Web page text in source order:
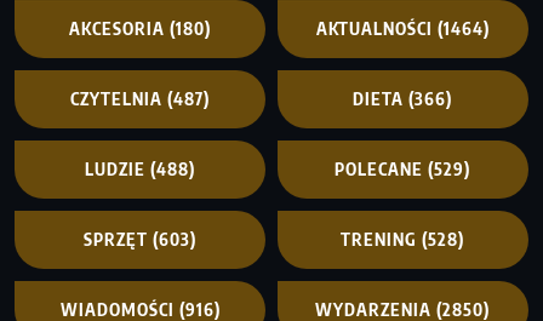
AKCESORIA (180) AKTUALNOŚCI (1464)
CZYTELNIA (487) DIETA (366)
LUDZIE (488) POLECANE (529)
SPRZĘT (603) TRENING (528)
WIADOMOŚCI (916) WYDARZENIA (2850)